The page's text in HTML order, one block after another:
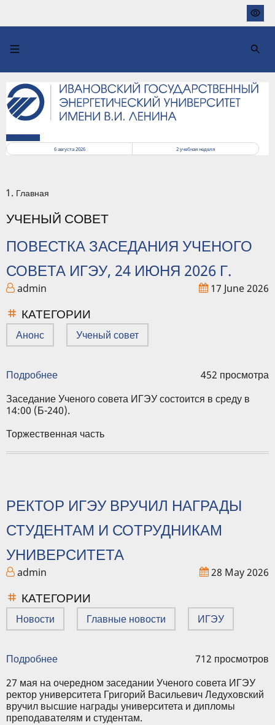
основному
6 августа 2026
2учебная неделя
Главная
УЧЕНЫЙ СОВЕТ
ПОВЕСТКА ЗАСЕДАНИЯ УЧЕНОГО
СОВЕТА ИГЭУ, 24 ИЮНЯ 2026 Г.
admin 17 June 2026
КАТЕГОРИИ
Анонс Ученый совет
Подробнее
заседания
Ученого
ИГЭУ,
июня
452 просмотра
Заседание Ученого совета ИГЭУ состоится в среду в
14:00 (Б-240).
Торжественная часть
РЕКТОР ИГЭУ ВРУЧИЛ НАГРАДЫ
СТУДЕНТАМ И СОТРУДНИКАМ
УНИВЕРСИТЕТА
admin 28 May 2026
КАТЕГОРИИ
Новости Главные новости ИГЭУ
Подробнее
ИГЭУ
вручил
награды
студентам
712 просмотров
27 мая на очередном заседании Ученого совета ИГЭУ
ректор университета Григорий Васильевич Ледуховский
вручил высшие награды университета и дипломы
преподавателям и студентам.